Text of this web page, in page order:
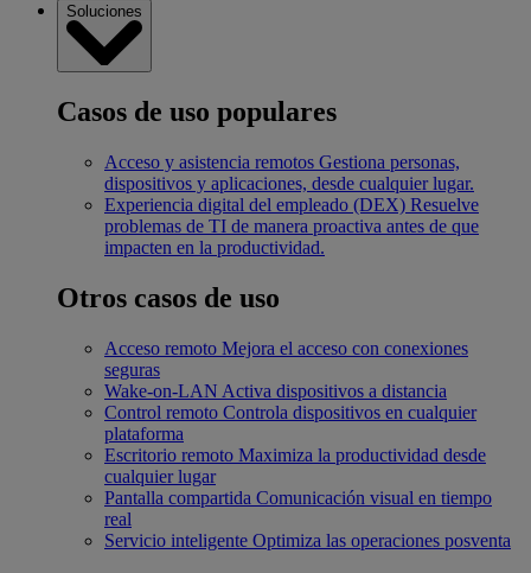
Soluciones
Casos de uso populares
Acceso y asistencia remotos Gestiona personas,
dispositivos y aplicaciones, desde cualquier lugar.
Experiencia digital del empleado (DEX) Resuelve
problemas de TI de manera proactiva antes de que
impacten en la productividad.
Otros casos de uso
Acceso remoto Mejora el acceso con conexiones
seguras
Wake-on-LAN Activa dispositivos a distancia
Control remoto Controla dispositivos en cualquier
plataforma
Escritorio remoto Maximiza la productividad desde
cualquier lugar
Pantalla compartida Comunicación visual en tiempo
real
Servicio inteligente Optimiza las operaciones posventa